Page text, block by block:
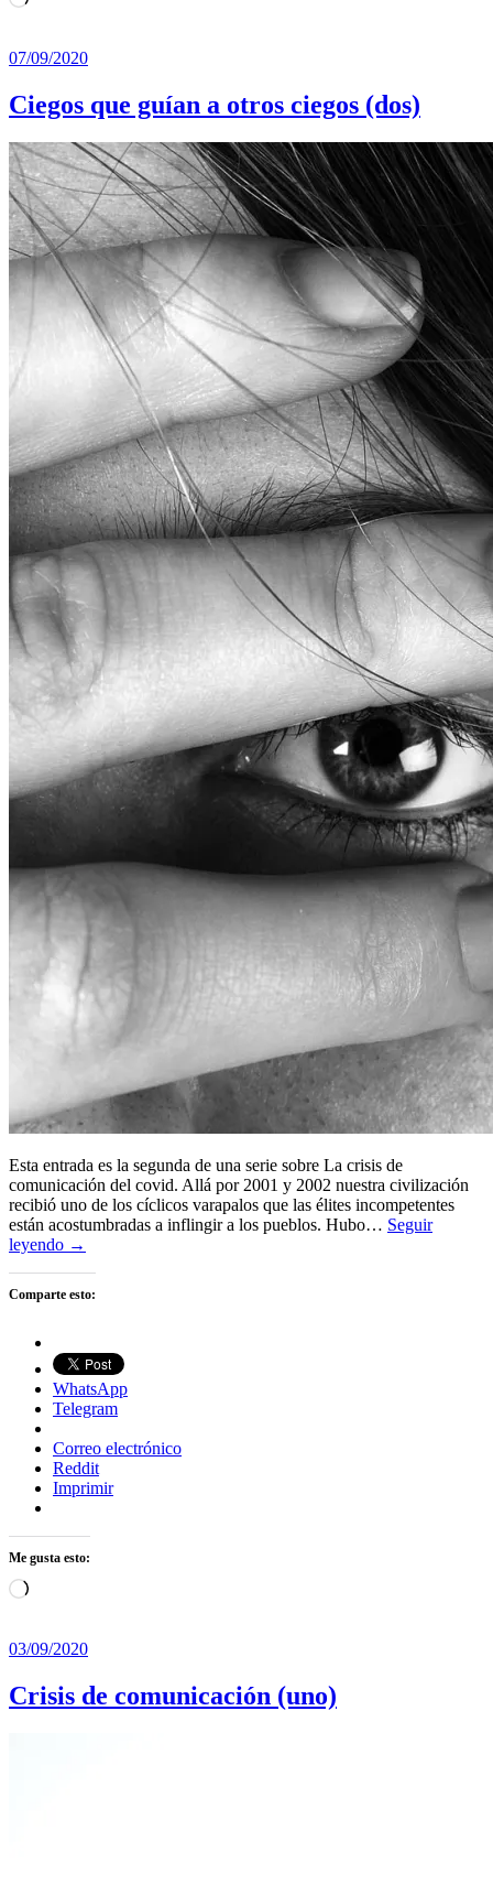
07/09/2020
Ciegos que guían a otros ciegos (dos)
Esta entrada es la segunda de una serie sobre La crisis de
comunicación del covid. Allá por 2001 y 2002 nuestra civilización
recibió uno de los cíclicos varapalos que las élites incompetentes
están acostumbradas a inflingir a los pueblos. Hubo… Seguir
leyendo →
Comparte esto:
WhatsApp
Telegram
Correo electrónico
Reddit
Imprimir
Me gusta esto:
Cargando...
03/09/2020
Crisis de comunicación (uno)